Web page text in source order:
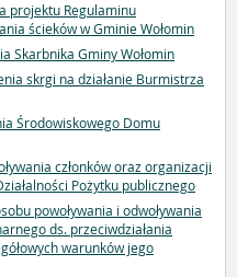
projektu Regulaminu
ścieków w Gminie Wołomin
Skarbnika Gminy Wołomin
skrgi na działanie Burmistrza
Środowiskowego Domu
członków oraz organizacji
Pożytku publicznego
powoływania i odwoływania
ds. przeciwdziałania
warunków jego